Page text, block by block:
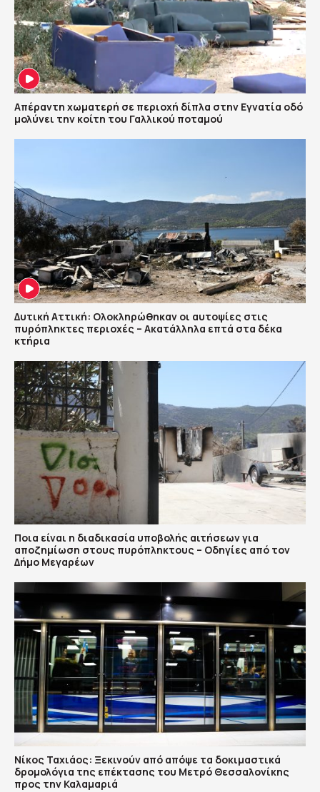
Απέραντη χωματερή σε περιοχή δίπλα στην Εγνατία οδό
μολύνει την κοίτη του Γαλλικού ποταμού
Δυτική Αττική: Ολοκληρώθηκαν οι αυτοψίες στις
πυρόπληκτες περιοχές – Ακατάλληλα επτά στα δέκα
κτήρια
Ποια είναι η διαδικασία υποβολής αιτήσεων για
αποζημίωση στους πυρόπληκτους – Οδηγίες από τον
Δήμο Μεγαρέων
Νίκος Ταχιάος: Ξεκινούν από απόψε τα δοκιμαστικά
δρομολόγια της επέκτασης του Μετρό Θεσσαλονίκης
προς την Καλαμαριά